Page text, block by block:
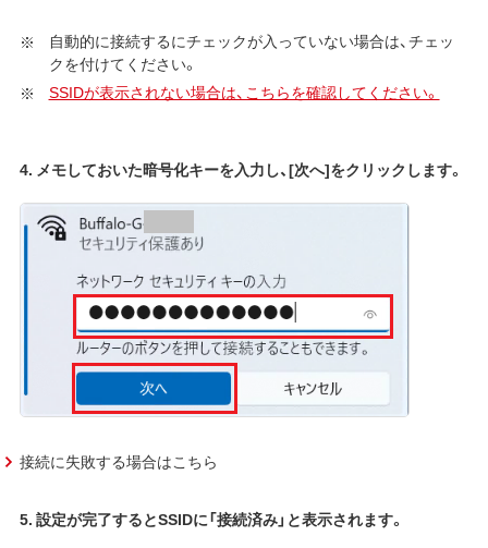
自動的に接続するにチェックが入っていない場合は、チェッ
クを付けてください。
SSIDが表示されない場合は、こちらを確認してください。
4. メモしておいた暗号化キーを入力し、[次へ]をクリックします。
接続に失敗する場合はこちら
5. 設定が完了するとSSIDに「接続済み」と表示されます。